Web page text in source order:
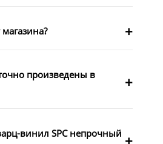
произведены в
винил SPC непрочный